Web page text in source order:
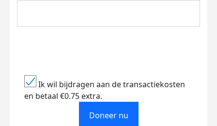
Ik wil bijdragen aan de transactiekosten
en betaal €0.75 extra.
Doneer nu